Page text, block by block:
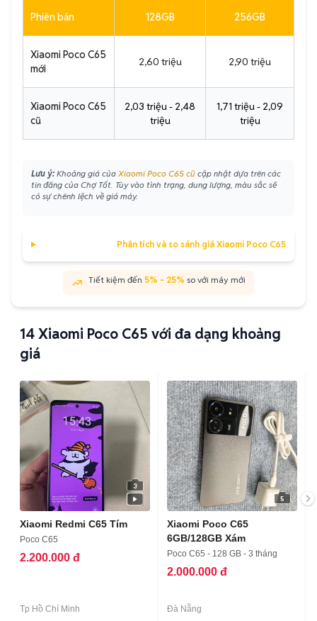
Phiên bản 128GB 256GB
Xiaomi Poco C65
mới
2,60 triệu 2,90 triệu
Xiaomi Poco C65
cũ
2,03 triệu - 2,48
triệu
1,71 triệu - 2,09
triệu
Lưu ý: Khoảng giá của Xiaomi Poco C65 cũ cập nhật dựa trên các
tin đăng của Chợ Tốt. Tùy vào tình trạng, dung lượng, màu sắc sẽ
có sự chênh lệch về giá máy.
Phân tích và so sánh giá Xiaomi Poco C65
Tiết kiệm đến 5% - 25% so với máy mới
14Xiaomi Poco C65 với đa dạng khoảng
giá
3
Xiaomi Redmi C65 Tím
Poco C65
2.200.000 đ
Tp Hồ Chí Minh
5
Xiaomi Poco C65
6GB/128GB Xám
Poco C65 - 128 GB - 3 tháng
2.000.000 đ
Đà Nẵng